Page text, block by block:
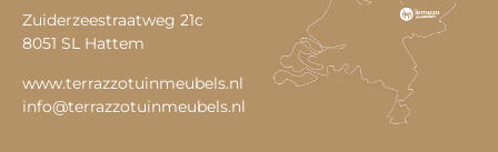
Zuiderzeestraatweg 21c
8051 SL Hattem
www.terrazzotuinmeubels.nl
info@terrazzotuinmeubels.nl